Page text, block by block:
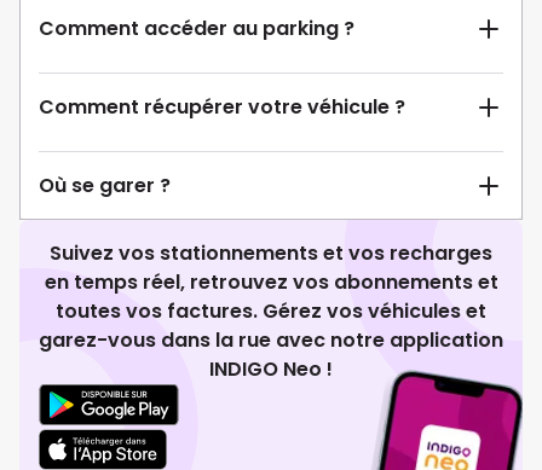
Comment accéder au parking ?
Comment récupérer votre véhicule ?
Où se garer ?
Suivez vos stationnements et vos recharges
en temps réel, retrouvez vos abonnements et
toutes vos factures. Gérez vos véhicules et
garez-vous dans la rue avec notre application
INDIGO Neo !